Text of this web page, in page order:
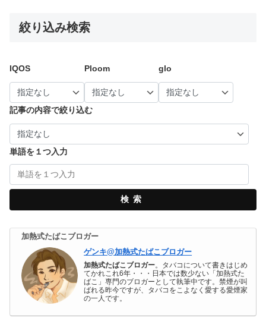
絞り込み検索
IQOS Ploom glo
記事の内容で絞り込む
単語を１つ入力
検索
加熱式たばこブロガー
ゲンキ@加熱式たばこブロガー
加熱式たばこブロガー。タバコについて書きはじめ
てかれこれ6年・・・日本では数少ない「加熱式た
ばこ」専門のブロガーとして執筆中です。禁煙が叫
ばれる昨今ですが、タバコをこよなく愛する愛煙家
の一人です。